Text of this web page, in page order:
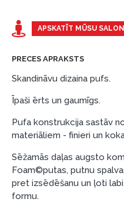
Piemērs: Preces
pirmā iemaksa: 0 €,
salonu Dārzciema ielā 91,
Dokumentu prasības:
ESTO LV AS
nepieciešams
eID mobile, ESTO
Luminor, SEB vai
Līguma nosacījumi:
APSKATĪT MŪSU
PRECES APRAKSTS
Skandināvu dizaina pufs.
Īpaši ērts un gaumīgs.
Pufa konstrukcija sastāv
materiāliem - finieri un
Sēžamās daļas augsto
Foam©putas, putnu
pret izsēdēšanu un ļoti
formu.